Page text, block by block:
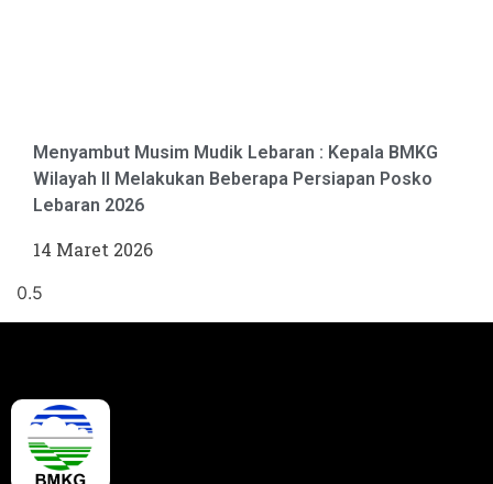
Menyambut Musim Mudik Lebaran : Kepala BMKG
Wilayah II Melakukan Beberapa Persiapan Posko
Lebaran 2026
14 Maret 2026